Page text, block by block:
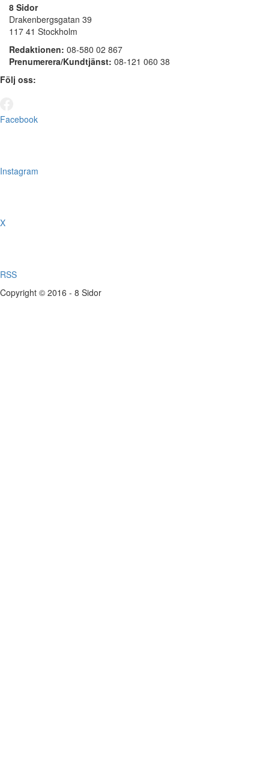
8 Sidor
Drakenbergsgatan 39
117 41 Stockholm
Redaktionen: 08-580 02 867
Prenumerera/Kundtjänst: 08-121 060 38
Följ oss:
Facebook
Instagram
X
RSS
Copyright © 2016 - 8 Sidor